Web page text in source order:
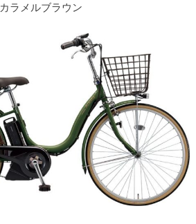
カラメルブラウン